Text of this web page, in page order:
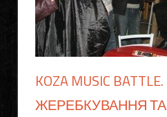
KOZA MUSIC BATTLE.
ЖЕРЕБКУВАННЯ